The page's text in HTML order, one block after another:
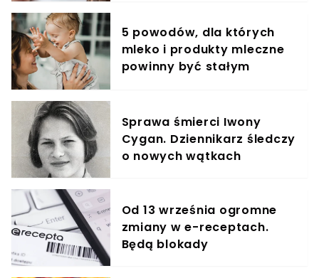
5 powodów, dla których
mleko i produkty mleczne
powinny być stałym
Sprawa śmierci Iwony
Cygan. Dziennikarz śledczy
o nowych wątkach
Od 13 września ogromne
zmiany w e-receptach.
Będą blokady